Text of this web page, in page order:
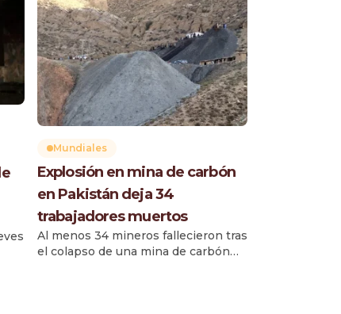
Mundiales
Explosión en mina de carbón
en Pakistán deja 34
trabajadores muertos
Al menos 34 mineros fallecieron tras
el colapso de una mina de carbón